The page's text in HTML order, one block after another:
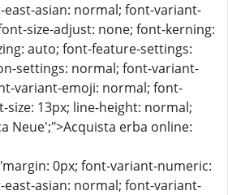
asian: normal; font-variant-
size-adjust: none; font-kerning:
auto; font-feature-settings:
settings: normal; font-variant-
variant-emoji: normal; font-
13px; line-height: normal;
Neue';">Acquista erba online:
0px; font-variant-numeric:
asian: normal; font-variant-